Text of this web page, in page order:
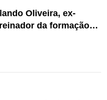
Oliveira, ex-
da formação
Feirense